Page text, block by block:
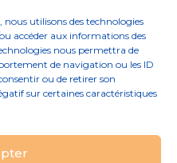
nous utilisons des technologies
accéder aux informations des
nous permettra de
de navigation ou les ID
ou de retirer son
sur certaines caractéristiques